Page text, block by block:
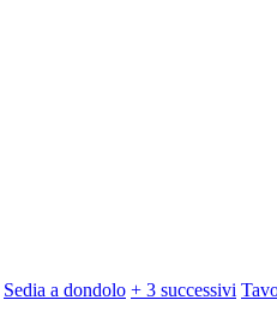
Sedia a dondolo + 3 successivi